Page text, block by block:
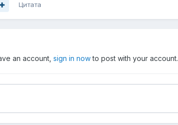
Цитата
an account, sign in nowto post with your account.